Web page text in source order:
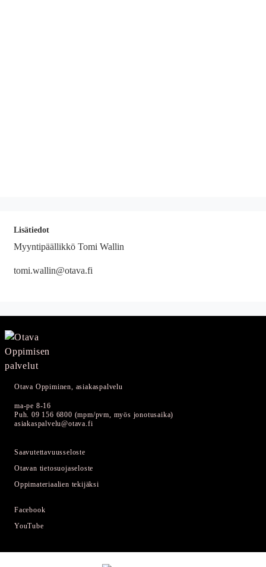
Lisätiedot
Myyntipäällikkö Tomi Wallin
tomi.wallin@otava.fi
Otava Oppiminen, asiakaspalvelu
ma-pe 8-16
Puh. 09 156 6800 (mpm/pvm, myös jonotusaika)
asiakaspalvelu@otava.fi
Saavutettavuusseloste
Otavan tietosuojaseloste
Oppimateriaalien tekijäksi
Facebook
YouTube